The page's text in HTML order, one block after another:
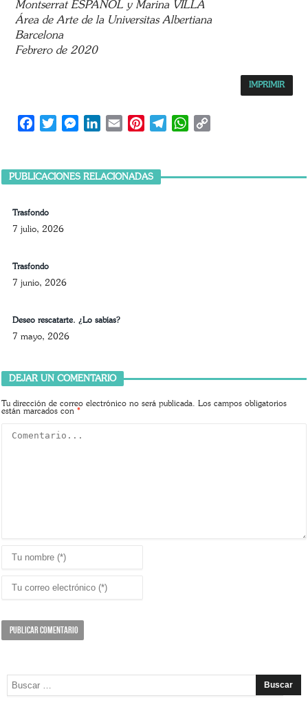
Montserrat ESPAÑOL y Marina VILLA
Área de Arte de la Universitas Albertiana
Barcelona
Febrero de 2020
IMPRIMIR
FacebookTwitterMessengerLinkedIn
Email PinterestTelegramWhatsApp
PUBLICACIONES RELACIONADAS
Trasfondo
7 julio, 2026
Trasfondo
7 junio, 2026
Deseo rescatarte. ¿Lo sabías?
7 mayo, 2026
DEJAR UN COMENTARIO
Tu dirección de correo electrónico no será publicada.
Los campos obligatorios
están marcados con*